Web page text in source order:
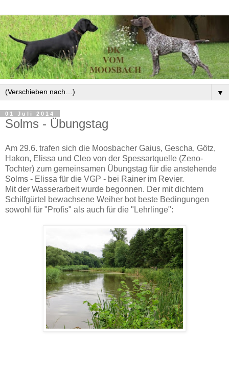
▼
01 Juli 2014
Solms - Übungstag
Am 29.6. trafen sich die Moosbacher Gaius, Gescha, Götz,
Hakon, Elissa und Cleo von der Spessartquelle (Zeno-
Tochter) zum gemeinsamen Übungstag für die anstehende
Solms - Elissa für die VGP - bei Rainer im Revier.
Mit der Wasserarbeit wurde begonnen. Der mit dichtem
Schilfgürtel bewachsene Weiher bot beste Bedingungen
sowohl für "Profis" als auch für die "Lehrlinge":